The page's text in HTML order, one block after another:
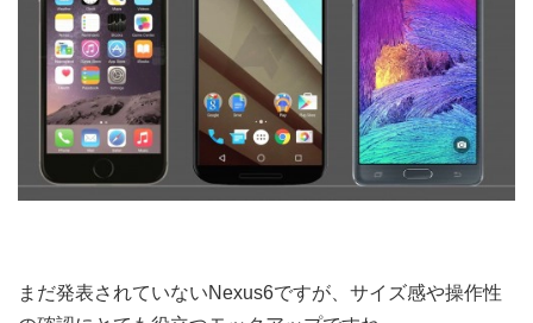
まだ発表されていないNexus6ですが、サイズ感や操作性